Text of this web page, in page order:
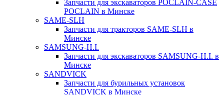
Запчасти для экскаваторов POCLAIN-CASE
POCLAIN в Минске
SAME-SLH
Запчасти для тракторов SAME-SLH в
Минске
SAMSUNG-H.I.
Запчасти для экскаваторов SAMSUNG-H.I. в
Минске
SANDVICK
Запчасти для бурильных установок
SANDVICK в Минске